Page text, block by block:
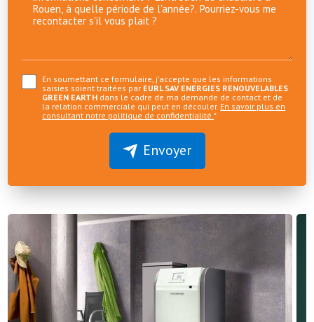
En soumettant ce formulaire, j'accepte que les informations
saisies soient traitées par EURL SAV ENERGIES RENOUVELABLES
GREEN EARTH dans le cadre de ma demande de contact et de
la relation commerciale qui peut en découler. En savoir plus en
consultant notre politique de confidentialité.*
Envoyer